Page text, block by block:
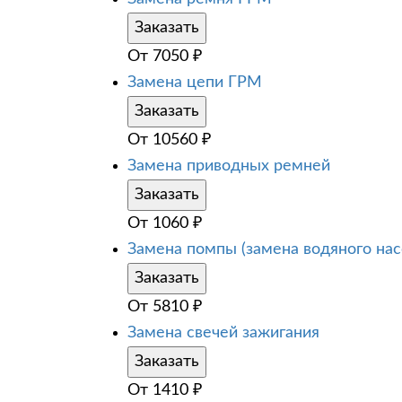
Заказать
От 7050 ₽
Замена цепи ГРМ
Заказать
От 10560 ₽
Замена приводных ремней
Заказать
От 1060 ₽
Замена помпы (замена водяного
Заказать
От 5810 ₽
Замена свечей зажигания
Заказать
От 1410 ₽